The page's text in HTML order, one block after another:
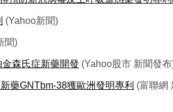
(Yahoo新聞)
聞)
森氏症新藥開發 (Yahoo股市 新聞發
藥GNTbm-38獲歐洲發明專利 (富聯網